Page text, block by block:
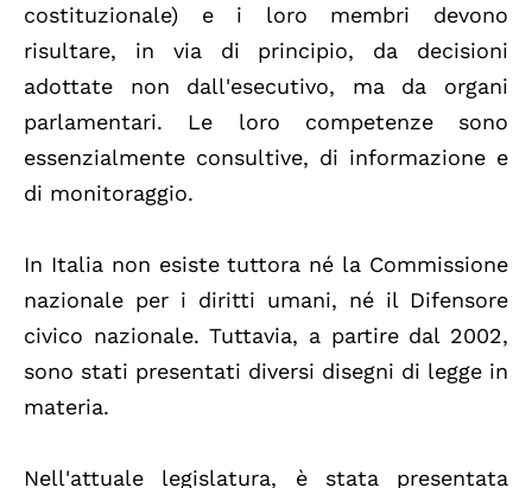
costituzionale) e i loro membri devono
risultare, in via di principio, da decisioni
adottate non dall'esecutivo, ma da organi
parlamentari. Le loro competenze sono
essenzialmente consultive, di informazione e
di monitoraggio.
In Italia non esiste tuttora né la Commissione
nazionale per i diritti umani, né il Difensore
civico nazionale. Tuttavia, a partire dal 2002,
sono stati presentati diversi disegni di legge in
materia.
Nell'attuale legislatura, è stata presentata